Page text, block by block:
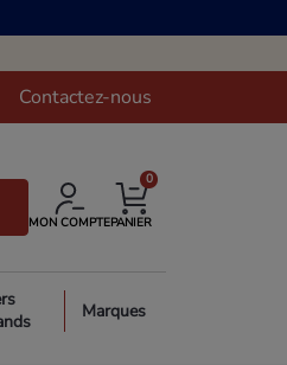
Contactez-nous
MON COMPTEPANIER
0
Marques